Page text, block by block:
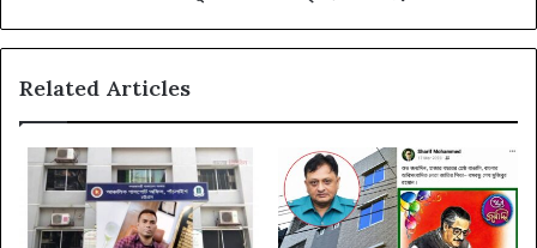
Related Articles